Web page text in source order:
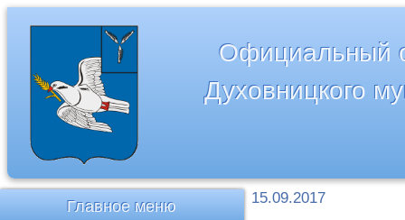
Официальный
Духовницкого
15.09.2017
Главное меню